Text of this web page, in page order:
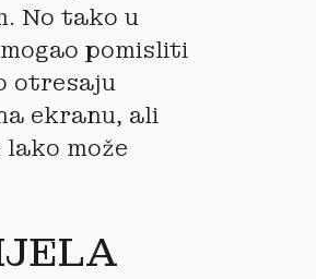
No tako u
pomisliti
otresaju
ekranu, ali
može